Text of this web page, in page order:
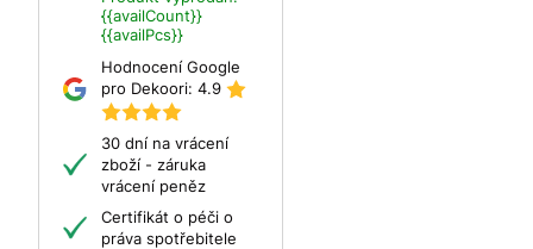
{{availCount}}
{{availPcs}}
Hodnocení Google
pro Dekoori: 4.9
30 dní na vrácení
zboží - záruka
vrácení peněz
Certifikát o péči o
práva spotřebitele